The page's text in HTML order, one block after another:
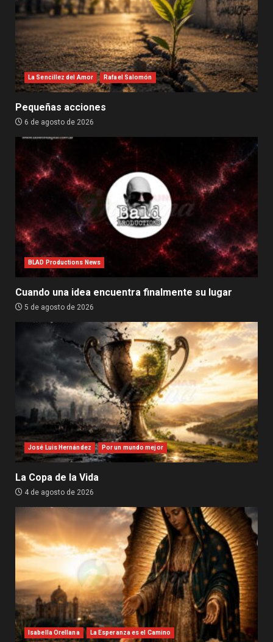
La Sencillez del Amor Rafael Salomón
Pequeñas acciones
6 de agosto de 2026
BLAD Productions News
Cuando una idea encuentra finalmente su lugar
5 de agosto de 2026
José Luis Hernández Por un mundo mejor
La Copa de la Vida
4 de agosto de 2026
Isabella Orellana La Esperanza es el Camino